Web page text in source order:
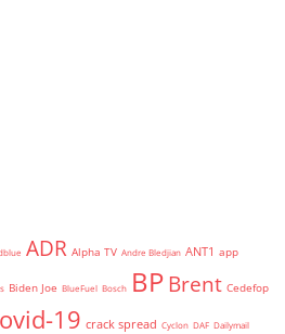
ADR Alpha TV Andre Bledjian ANT1 app
Biden Joe BlueFuel Bosch BPBrent Cedefop
19 crack spread Cyclon DAF Dailymail